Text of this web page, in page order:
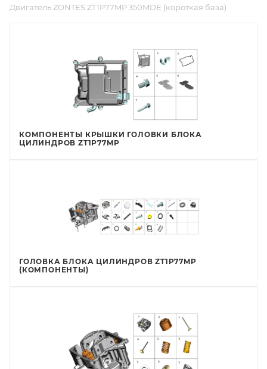
Двигатель ZONTES ZT1P77MP 350MDE (короткая база)
КОМПОНЕНТЫ КРЫШКИ ГОЛОВКИ БЛОКА
ЦИЛИНДРОВ ZT1P77MP
ГОЛОВКА БЛОКА ЦИЛИНДРОВ ZT1P77MP
(КОМПОНЕНТЫ)